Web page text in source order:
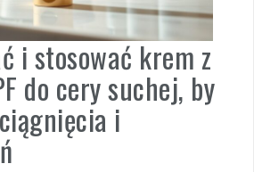
i stosować krem z
do cery suchej, by
i